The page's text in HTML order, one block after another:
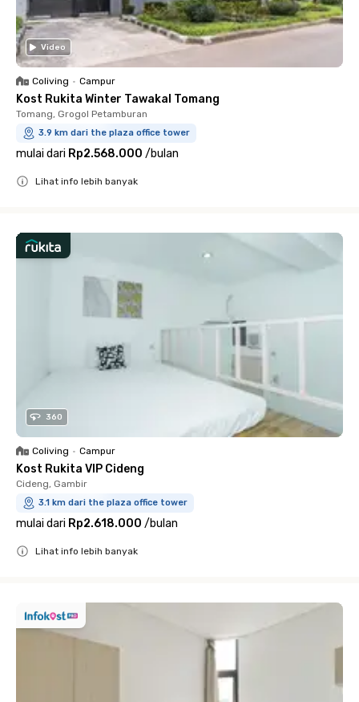
Video
Coliving • Campur
Kost Rukita Winter Tawakal Tomang
Tomang, Grogol Petamburan
3.9 km dari the plaza office tower
mulai dari Rp2.568.000 /bulan
Lihat info lebih banyak
360
Coliving • Campur
Kost Rukita VIP Cideng
Cideng, Gambir
3.1 km dari the plaza office tower
mulai dari Rp2.618.000 /bulan
Lihat info lebih banyak